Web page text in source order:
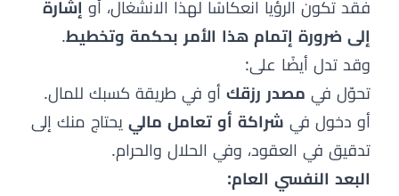
فقد تكون الرؤيا انعكاسًا لهذا الانشغال، أو إشارة
إلى ضرورة إتمام هذا الأمر بحكمة وتخطيط.
وقد تدل أيضًا على:
تحوّل في مصدر رزقكأو في طريقة كسبك للمال.
أو دخول في شراكة أو تعامل مالييحتاج منك إلى
تدقيق في العقود، وفي الحلال والحرام.
البعد النفسي العام: